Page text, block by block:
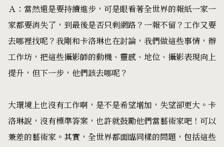
Ａ：當然還是要持續進步，可是眼看著全世界的報紙一家一
家都要消失了，到最後是否只剩網路？一報不留？工作又要
去哪裡找呢？我剛和卡洛琳也在討論，我們做這些事情，辦
工作坊，把這些攝影師的動機、靈感、地位、攝影表現向上
提升，但下一步，他們該去哪呢？
大環境上也沒有工作啊，是不是希望增加，失望卻更大。卡
洛琳說，沒有標準答案，也許就鼓勵他們當藝術家吧！可以
兼差的藝術家。其實，全世界都面臨同樣的問題，包括這些